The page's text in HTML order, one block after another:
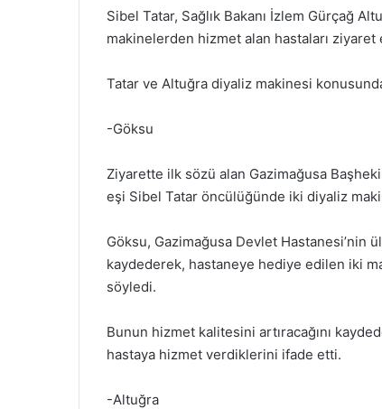
Sibel Tatar, Sağlık Bakanı İzlem Gürçağ
makinelerden hizmet alan hastaları
Tatar ve Altuğra diyaliz makinesi
-Göksu
Ziyarette ilk sözü alan Gazimağusa
eşi Sibel Tatar öncülüğünde iki diyaliz
Göksu, Gazimağusa Devlet
kaydederek, hastaneye hediye edilen iki
söyledi.
Bunun hizmet kalitesini artıracağını
hastaya hizmet verdiklerini ifade etti.
-Altuğra